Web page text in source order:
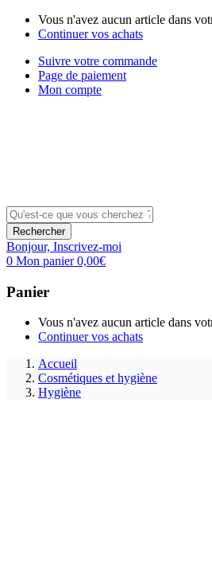
Vous n'avez aucun article dans
Continuer vos achats
Suivre votre commande
Page de paiement
Mon compte
Rechercher
Bonjour, Inscrivez-moi
0 Mon panier0,00€
Panier
Vous n'avez aucun article dans
Continuer vos achats
Accueil
Cosmétiques et hygiène
Hygiène